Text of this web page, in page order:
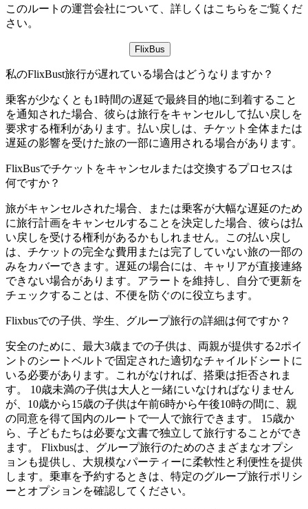
このルートの運営会社について、詳しくはこちらをご覧くだ
さい。
FlixBus
私のFlixBust旅行が遅れている場合はどうなりますか？
乗客が少なくとも1時間の遅延で最終目的地に到着すること
を通知された場合、彼らは旅行をキャンセルして払い戻しを
要求する権利があります。払い戻しは、チケット全体または
遅延の影響を受けた旅の一部に適用される場合があります。
FlixBusでチケットをキャンセルまたは交換するプロセスは
何ですか？
旅がキャンセルされた場合、または乗客が大幅な遅延のため
に旅行計画をキャンセルすることを決定した場合、彼らは払
い戻しを受ける権利があるかもしれません。この払い戻し
は、チケットの完全な費用または完了していない旅の一部の
みをカバーできます。遅延の場合には、キャリアが直接連絡
できない場合があります。アラートを維持し、自分で更新を
チェックすることは、不便を防ぐのに役立ちます。
Flixbusでの子供、学生、グループ旅行の詳細は何ですか？
安全のために、最大3歳までの子供は、両親が提供する2ポイ
ントのシートベルトで固定された適切なチャイルドシートに
いる必要があります。これがなければ、搭乗は拒否されま
す。 10歳未満の子供は大人と一緒にいなければなりません
が、10歳から15歳の子供は午前6時から午後10時の間に、親
の同意を得て国内のルートで一人で旅行できます。 15歳か
ら、子どもたちは必要な文書で独立して旅行することができ
ます。 Flixbusは、グループ旅行のためのさまざまなオプシ
ョンも提供し、大規模なパーティーに柔軟性と利便性を提供
します。乗車を予約するときは、特定のグループ旅行ポリシ
ーとオプションを確認してください。